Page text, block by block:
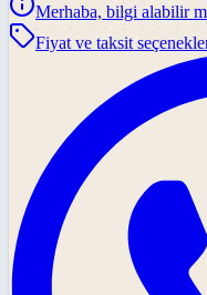
Merhaba, bilgi alabilir
Fiyat ve taksit